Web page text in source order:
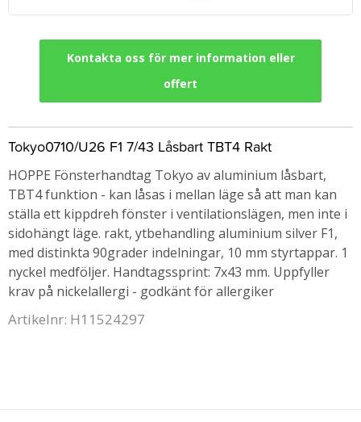
Kontakta oss för mer information eller
offert
Tokyo0710/U26 F1 7/43 Låsbart TBT4 Rakt
HOPPE Fönsterhandtag Tokyo av aluminium låsbart,
TBT4 funktion - kan låsas i mellan läge så att man kan
ställa ett kippdreh fönster i ventilationslägen, men inte i
sidohängt läge. rakt, ytbehandling aluminium silver F1,
med distinkta 90grader indelningar, 10 mm styrtappar. 1
nyckel medföljer. Handtagssprint: 7x43 mm. Uppfyller
krav på nickelallergi - godkänt för allergiker
Artikelnr: H11524297